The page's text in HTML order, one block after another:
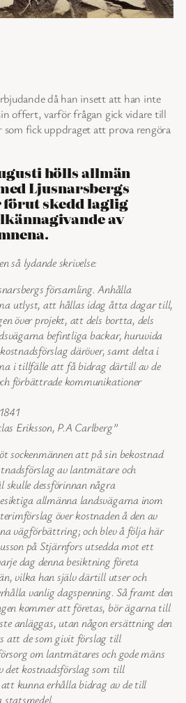
då han insett att han inte
offert, varför frågan gick vidare till
som fick uppdraget att prova rengöra
hölls allmän
Ljusnarsbergs
skedd laglig
av
så lydande skrivelse:
församling. Anhålla
utlyst, att hållas idag åtta dagar till,
över projekt, att dels bortta, dels
befintliga backar, huruvida
däröver, samt delta i
i tillfälle att få bidrag därtill av de
förbättrade kommunikationer
Eriksson, P.A Carlberg”
sockenmännen att på sin bekostnad
av lantmätare och
skulle dessförinnan några
allmänna landsvägarna inom
över kostnaden å den av
vägförbättring; och blev å följa här
på Stjärnfors utsedda mot ett
dag denna besiktning företa
vilka han själv därtill utser och
vanlig dagspenning. Så framt den
kommer att företas, bör ägarna till
anläggas, utan någon ersättning den
att de som givit förslag till
om lantmätares och gode mäns
det kostnadsförslag som till
kunna erhålla bidrag av de till